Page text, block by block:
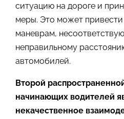
ситуацию на дороге и
меры. Это может
маневрам,
неправильному
автомобилей.
Второй
начинающих водителей
некачественное